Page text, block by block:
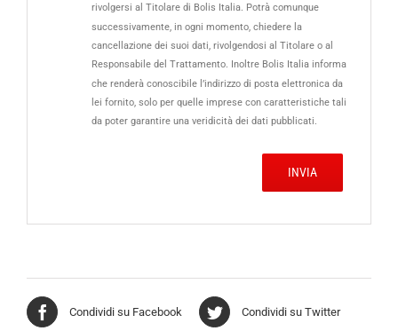
rivolgersi al Titolare di Bolis Italia. Potrà comunque
successivamente, in ogni momento, chiedere la
cancellazione dei suoi dati, rivolgendosi al Titolare o al
Responsabile del Trattamento. Inoltre Bolis Italia informa
che renderà conoscibile l’indirizzo di posta elettronica da
lei fornito, solo per quelle imprese con caratteristiche tali
da poter garantire una veridicità dei dati pubblicati.
Condividi su Facebook Condividi su Twitter